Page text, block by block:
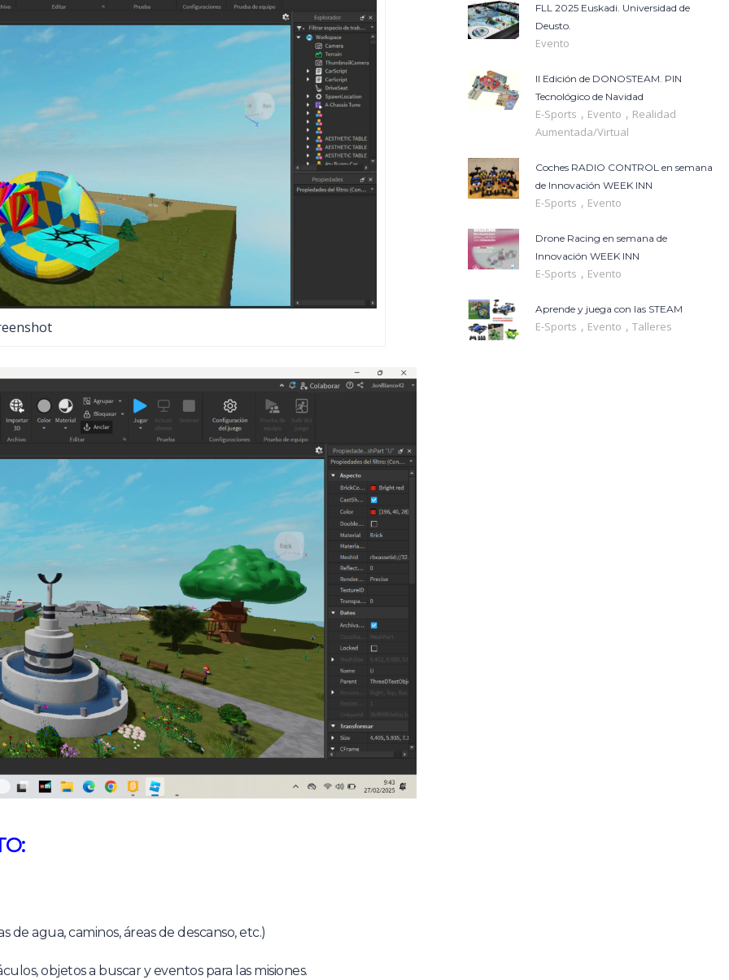
agua, caminos, áreas de descanso, etc.)
objetos a buscar y eventos para las misiones.
FLL 2025 Euskadi. Universidad de
Deusto.
Evento
II Edición de DONOSTEAM. PIN
Tecnológico de Navidad
E-Sports , Evento , Realidad
Aumentada/Virtual
Coches RADIO CONTROL en semana
de Innovación WEEK INN
E-Sports , Evento
Drone Racing en semana de
Innovación WEEK INN
E-Sports , Evento
Aprende y juega con las STEAM
E-Sports , Evento , Talleres